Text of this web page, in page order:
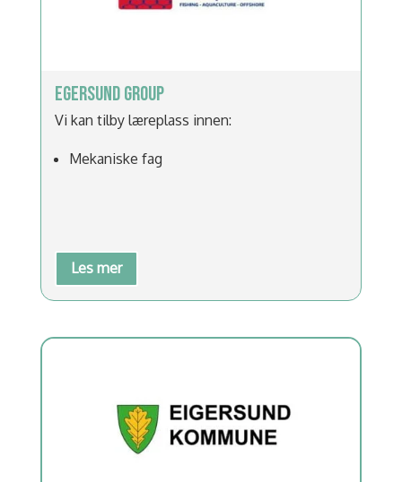
EGERSUND GROUP
Vi kan tilby læreplass innen:
Mekaniske fag
Les mer